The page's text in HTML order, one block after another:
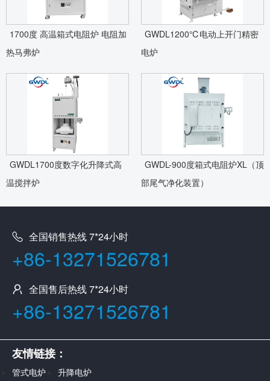
1700度 高温箱式电阻炉 电阻加
热马弗炉
GWDL1200℃电动上开门精密
电炉
GWDL1700度数字化升降式高
温搅拌炉
GWDL-900度箱式电阻炉XL（顶
部尾气净化装置）
全国销售热线 7*24小时
+86-13271526781
全国售后热线 7*24小时
+86-13271526781
友情链接：
管式电炉 升降电炉